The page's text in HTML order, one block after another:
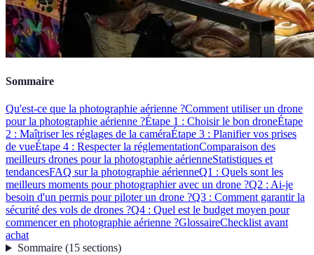
Sommaire
Qu'est-ce que la photographie aérienne ?Comment utiliser un drone
pour la photographie aérienne ?Étape 1 : Choisir le bon droneÉtape
2 : Maîtriser les réglages de la caméraÉtape 3 : Planifier vos prises
de vueÉtape 4 : Respecter la réglementationComparaison des
meilleurs drones pour la photographie aérienneStatistiques et
tendancesFAQ sur la photographie aérienneQ1 : Quels sont les
meilleurs moments pour photographier avec un drone ?Q2 : Ai-je
besoin d'un permis pour piloter un drone ?Q3 : Comment garantir la
sécurité des vols de drones ?Q4 : Quel est le budget moyen pour
commencer en photographie aérienne ?GlossaireChecklist avant
achat
Sommaire(15 sections)